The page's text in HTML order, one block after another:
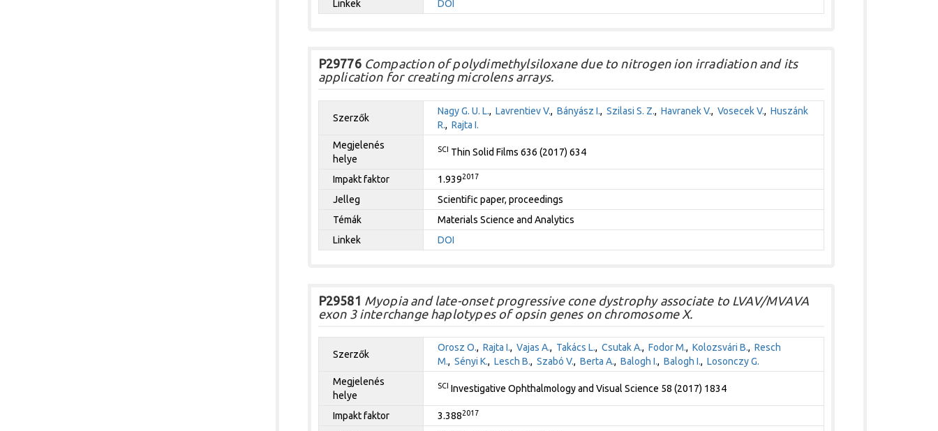
Linkek
DOI
P29776Compaction of polydimethylsiloxane due to nitrogen ion irradiation and its
application for creating microlens arrays.
Szerzők
Nagy G. U. L., Lavrentiev V., Bányász I., Szilasi S. Z., Havranek V., Vosecek V., Huszánk
R., Rajta I.
Megjelenés
helye
SCI Thin Solid Films 636 (2017) 634
Impakt faktor 1.9392017
Jelleg
Scientific paper, proceedings
Témák
Materials Science and Analytics
Linkek
DOI
P29581 Myopia and late-onset progressive cone dystrophy associate to LVAV/MVAVA
exon 3 interchange haplotypes of opsin genes on chromosome X.
Szerzők
Orosz O., Rajta I., Vajas A., Takács L., Csutak A., Fodor M., Kolozsvári B., Resch
M., Sényi K., Lesch B., Szabó V., Berta A., Balogh I., Balogh I., Losonczy G.
Megjelenés
helye
SCI Investigative Ophthalmology and Visual Science 58 (2017) 1834
Impakt faktor 3.3882017